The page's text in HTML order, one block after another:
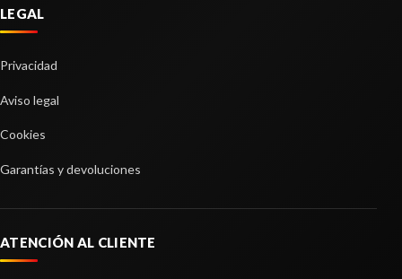
LEGAL
Privacidad
Aviso legal
Cookies
Garantías y devoluciones
ATENCIÓN AL CLIENTE